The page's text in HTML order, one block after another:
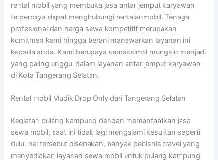
rental mobil yang membuka jasa antar jemput karyawan
terpercaya dapat menghubungi rentalanmobil. Tenaga
profesional dan harga sewa kompetitif merupakan
komitmen kami hingga berani manawarkan layanan ini
kepada anda. Kami berupaya semaksimal mungkin menjadi
yang paling unggul dalam layanan antar jemput karyawan
di Kota Tangerang Selatan.
Rental mobil Mudik Drop Only dari Tangerang Selatan
Kegiatan pulang kampung dengan memanfaatkan jasa
sewa mobil, saat ini tidak lagi mengalami kesulitan seperti
dulu. hal tersebut disebakan, banyak pebisnis travel yang
menyediakan layanan sewa mobil untuk pulang kampung